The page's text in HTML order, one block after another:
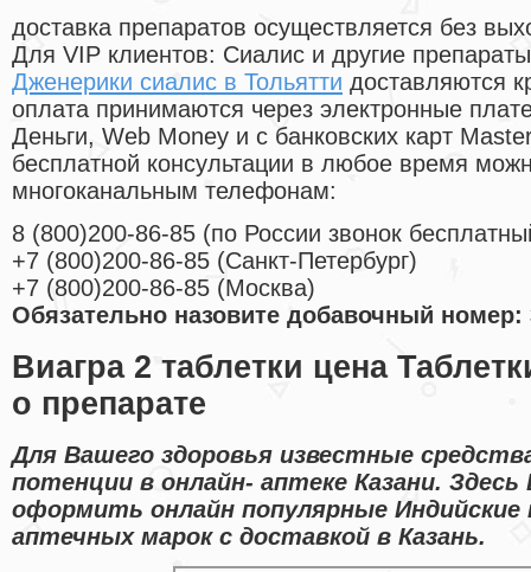
доставка препаратов осуществляется без
Для VIP клиентов: Сиалис и другие
Дженерики сиалис в Тольятти доставляются
оплата принимаются через электронные
Деньги, Web Money и с банковских карт
бесплатной консультации в любое время
многоканальным телефонам:
8 (800)200-86-85 (по России звонок
+7 (800)200-86-85 (Санкт-Петербург)
+7 (800)200-86-85 (Москва)
Обязательно назовите добавочный номер:
Виагра 2 таблетки цена
о препарате
Для Вашего здоровья известные
потенции в онлайн- аптеке Казани.
оформить онлайн популярные
аптечных марок с доставкой в Казань.